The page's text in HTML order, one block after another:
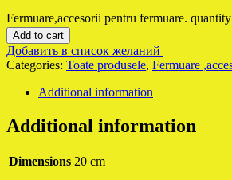
Fermuare,accesorii pentru fermuare. quantity
Add to cart
Добавить в список желаний
Categories: Toate produsele, Fermuare
Additional information
Additional information
Dimensions 20 cm